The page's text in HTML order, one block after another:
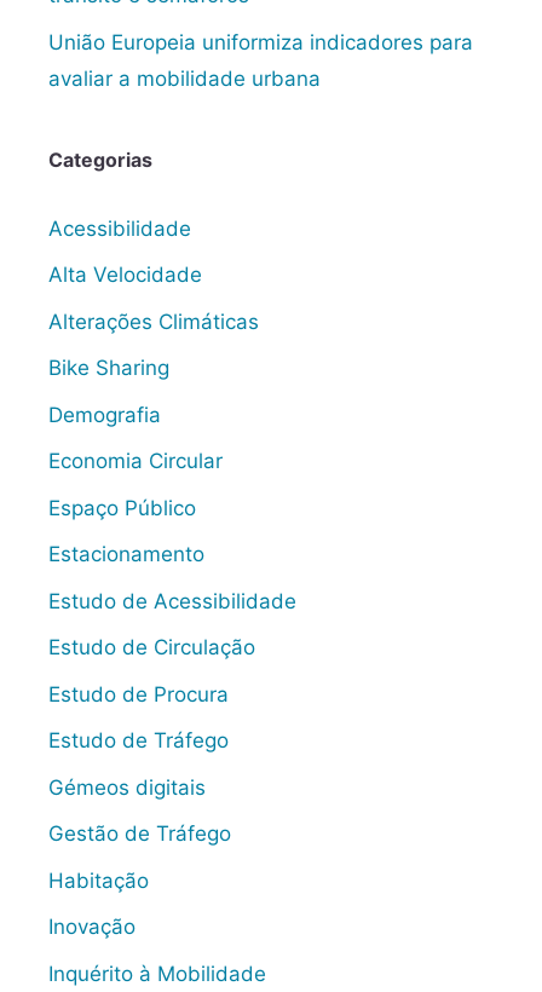
União Europeia uniformiza indicadores para
avaliar a mobilidade urbana
Categorias
Acessibilidade
Alta Velocidade
Alterações Climáticas
Bike Sharing
Demografia
Economia Circular
Espaço Público
Estacionamento
Estudo de Acessibilidade
Estudo de Circulação
Estudo de Procura
Estudo de Tráfego
Gémeos digitais
Gestão de Tráfego
Habitação
Inovação
Inquérito à Mobilidade